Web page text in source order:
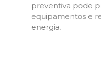
preventiva pode
equipamentos e
energia.